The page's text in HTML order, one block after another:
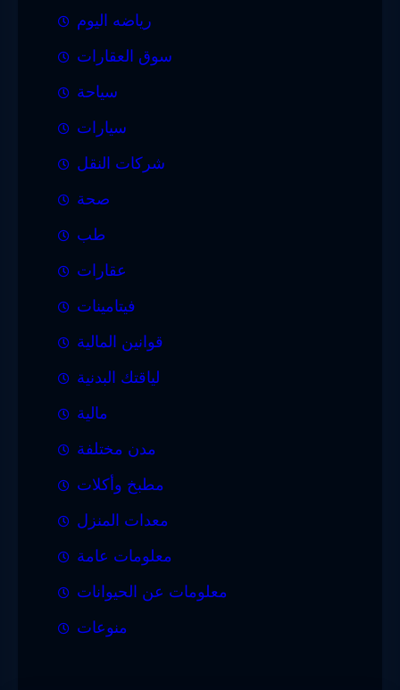
رياضه اليوم
سوق العقارات
سياحة
سيارات
شركات النقل
صحة
طب
عقارات
فيتامينات
قوانين المالية
لياقتك البدنية
مالية
مدن مختلفة
مطبخ وأكلات
معدات المنزل
معلومات عامة
معلومات عن الحيوانات
منوعات